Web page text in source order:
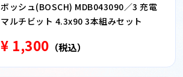
ボッシュ(BOSCH) MDB043090／3 充電
マルチビット 4.3x90 3本組みセット
¥ 1,300 （税込）